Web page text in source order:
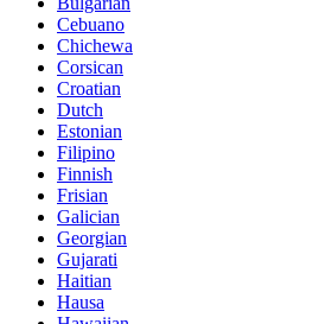
Cebuano
Chichewa
Corsican
Croatian
Dutch
Estonian
Filipino
Finnish
Frisian
Galician
Georgian
Gujarati
Haitian
Hausa